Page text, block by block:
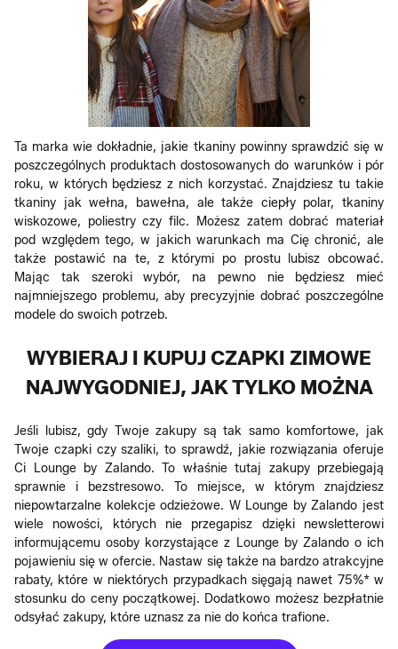
Ta marka wie dokładnie, jakie tkaniny powinny sprawdzić się w
poszczególnych produktach dostosowanych do warunków i pór
roku, w których będziesz z nich korzystać. Znajdziesz tu takie
tkaniny jak wełna, bawełna, ale także ciepły polar, tkaniny
wiskozowe, poliestry czy filc. Możesz zatem dobrać materiał
pod względem tego, w jakich warunkach ma Cię chronić, ale
także postawić na te, z którymi po prostu lubisz obcować.
Mając tak szeroki wybór, na pewno nie będziesz mieć
najmniejszego problemu, aby precyzyjnie dobrać poszczególne
modele do swoich potrzeb.
WYBIERAJ I KUPUJ CZAPKI ZIMOWE
NAJWYGODNIEJ, JAK TYLKO MOŻNA
Jeśli lubisz, gdy Twoje zakupy są tak samo komfortowe, jak
Twoje czapki czy szaliki, to sprawdź, jakie rozwiązania oferuje
Ci Lounge by Zalando. To właśnie tutaj zakupy przebiegają
sprawnie i bezstresowo. To miejsce, w którym znajdziesz
niepowtarzalne kolekcje odzieżowe. W Lounge by Zalando jest
wiele nowości, których nie przegapisz dzięki newsletterowi
informującemu osoby korzystające z Lounge by Zalando o ich
pojawieniu się w ofercie. Nastaw się także na bardzo atrakcyjne
rabaty, które w niektórych przypadkach sięgają nawet 75%* w
stosunku do ceny początkowej. Dodatkowo możesz bezpłatnie
odsyłać zakupy, które uznasz za nie do końca trafione.